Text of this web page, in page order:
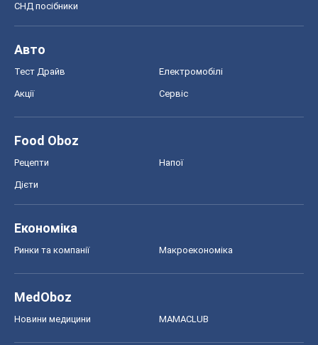
СНД посібники
Авто
Тест Драйв Електромобілі
Акції Сервіс
Food Oboz
Рецепти Напої
Дієти
Економіка
Ринки та компанії Макроекономіка
MedOboz
Новини медицини MAMACLUB